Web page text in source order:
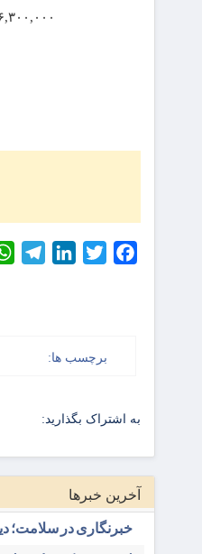
Facebook
Twitter
LinkedIn
برچسب ها:
به اشتراک بگذارید:
آخرین خبرها
خبرنگاری در سلامت؛